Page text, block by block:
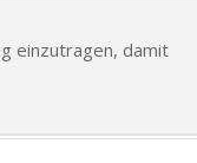
einzutragen, damit